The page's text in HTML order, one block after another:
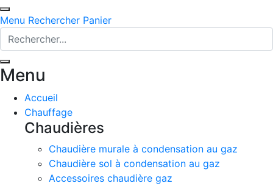
Menu Rechercher Panier
Menu
Accueil
Chauffage
Chaudières
Chaudière murale à condensation au gaz
Chaudière sol à condensation au gaz
Accessoires chaudière gaz